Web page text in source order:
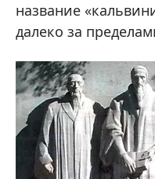
название
далеко за